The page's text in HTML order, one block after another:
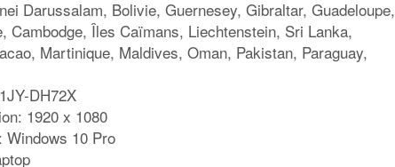
Darussalam, Bolivie, Guernesey, Gibraltar, Guadeloupe,
Cambodge, Îles Caïmans, Liechtenstein, Sri Lanka,
Martinique, Maldives, Oman, Pakistan, Paraguay,
DH72X
1920 x 1080
Windows 10 Pro